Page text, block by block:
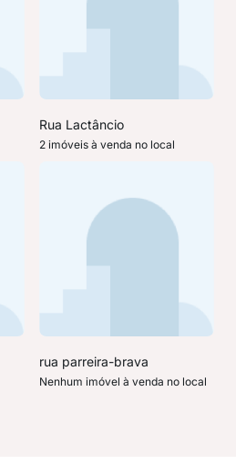
Rua Lactâncio
2 imóveis à venda no local
rua parreira-brava
Nenhum imóvel à venda no local